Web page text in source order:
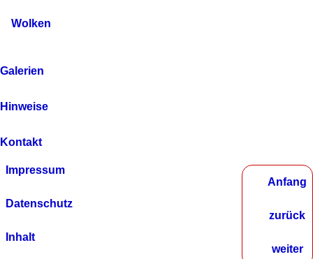
Wolken
Galerien
Hinweise
Kontakt
Impressum
Datenschutz
Inhalt
Anfang
zurück
weiter